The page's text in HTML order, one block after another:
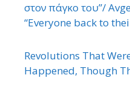
στον πάγκο του”/
“Εveryone back to
Revolutions That
Happened, Though